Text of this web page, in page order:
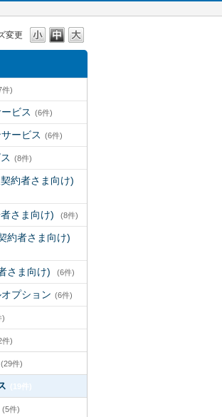
変更
件)
ビス (6件)
ービス (6件)
(8件)
約者さま向け)
さま向け) (8件)
約者さま向け)
さま向け) (6件)
プション (6件)
)
件)
(29件)
(5件)